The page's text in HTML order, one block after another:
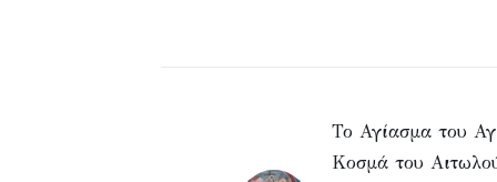
Το Αγίασμα του
Κοσμά του